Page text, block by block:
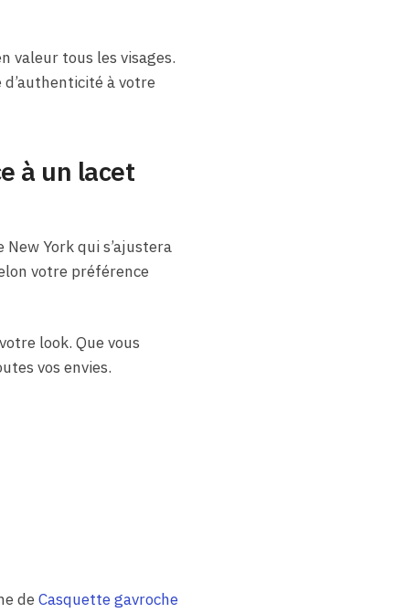
valeur tous les visages.
à votre
à un lacet
York qui s’ajustera
votre préférence
look. Que vous
vos envies.
deCasquette gavroche